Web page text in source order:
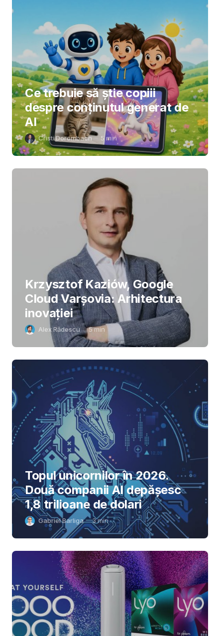
Ce trebuie să știe copiii
despre conținutul generat de
AI
Cristi Dorombach 5 min
Krzysztof Kaziów, Google
Cloud Varșovia: Arhitectura
inovaţiei
Alex Rădescu 5min
Topul unicornilor în 2026.
Două companii AI depășesc
1,8 trilioane de dolari
Gabriel Barliga 3min